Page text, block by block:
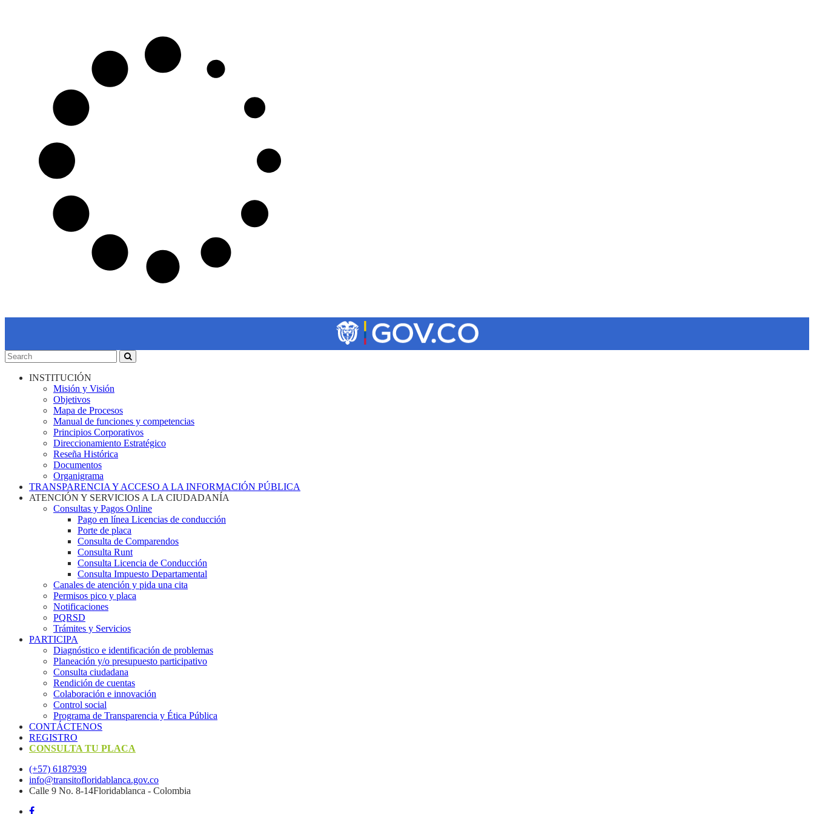
INSTITUCIÓN
Misión y Visión
Objetivos
Mapa de Procesos
Manual de funciones y competencias
Principios Corporativos
Direccionamiento Estratégico
Reseña Histórica
Documentos
Organigrama
TRANSPARENCIA Y ACCESO A LA INFORMACIÓN PÚBLICA
ATENCIÓN Y SERVICIOS A LA CIUDADANÍA
Consultas y Pagos Online
Pago en línea Licencias de conducción
Porte de placa
Consulta de Comparendos
Consulta Runt
Consulta Licencia de Conducción
Consulta Impuesto Departamental
Canales de atención y pida una cita
Permisos pico y placa
Notificaciones
PQRSD
Trámites y Servicios
PARTICIPA
Diagnóstico e identificación de problemas
Planeación y/o presupuesto participativo​
Consulta ciudadana
Rendición de cuentas
Colaboración e innovación
Control social
Programa de Transparencia y Ética Pública
CONTÁCTENOS
REGISTRO
CONSULTA TU PLACA
(+57) 6187939
info@transitofloridablanca.gov.co
Calle 9 No. 8-14Floridablanca - Colombia